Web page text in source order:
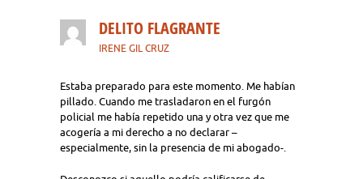
DELITO FLAGRANTE
IRENE GIL CRUZ
Estaba preparado para este momento. Me habían
pillado. Cuando me trasladaron en el furgón
policial me había repetido una y otra vez que me
acogería a mi derecho a no declarar –
especialmente, sin la presencia de mi abogado-.